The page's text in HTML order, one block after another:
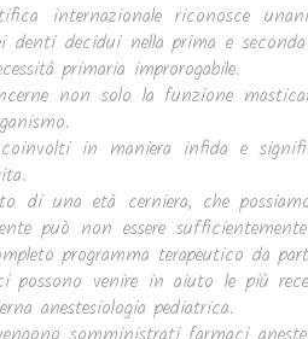
internazionale riconosce
denti decidui nella prima e
primaria improrogabile.
non solo la funzione
in maniera infida e
di una età cerniera, che
può non essere
programma terapeutico da
possono venire in aiuto le più
anestesiologia pediatrica.